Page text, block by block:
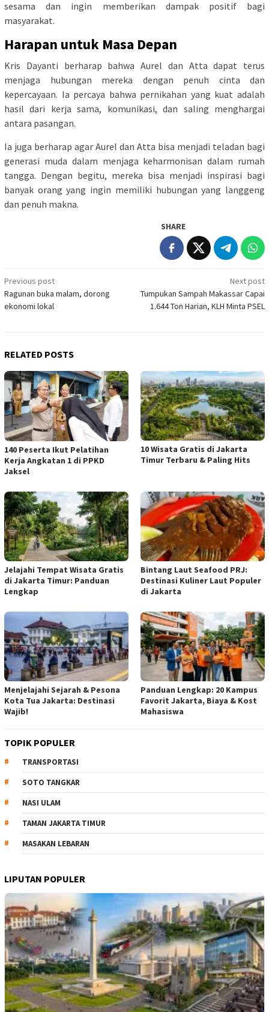
sesama dan ingin memberikan dampak positif bagi
masyarakat.
Harapan untuk Masa Depan
Kris Dayanti berharap bahwa Aurel dan Atta dapat terus
menjaga hubungan mereka dengan penuh cinta dan
kepercayaan. Ia percaya bahwa pernikahan yang kuat adalah
hasil dari kerja sama, komunikasi, dan saling menghargai
antara pasangan.
Ia juga berharap agar Aurel dan Atta bisa menjadi teladan bagi
generasi muda dalam menjaga keharmonisan dalam rumah
tangga. Dengan begitu, mereka bisa menjadi inspirasi bagi
banyak orang yang ingin memiliki hubungan yang langgeng
dan penuh makna.
SHARE
Post
navigation
Previous post
Ragunan buka malam, dorong
ekonomi lokal
Next post
Tumpukan Sampah Makassar Capai
1.644 Ton Harian, KLH Minta PSEL
RELATED POSTS
140 Peserta Ikut Pelatihan
Kerja Angkatan 1 di PPKD
Jaksel
10 Wisata Gratis di Jakarta
Timur Terbaru & Paling Hits
Jelajahi Tempat Wisata Gratis
di Jakarta Timur: Panduan
Lengkap
Bintang Laut Seafood PRJ:
Destinasi Kuliner Laut Populer
di Jakarta
Menjelajahi Sejarah & Pesona
Kota Tua Jakarta: Destinasi
Wajib!
Panduan Lengkap: 20 Kampus
Favorit Jakarta, Biaya & Kost
Mahasiswa
TOPIK POPULER
TRANSPORTASI
SOTO TANGKAR
NASI ULAM
TAMAN JAKARTA TIMUR
MASAKAN LEBARAN
LIPUTAN POPULER